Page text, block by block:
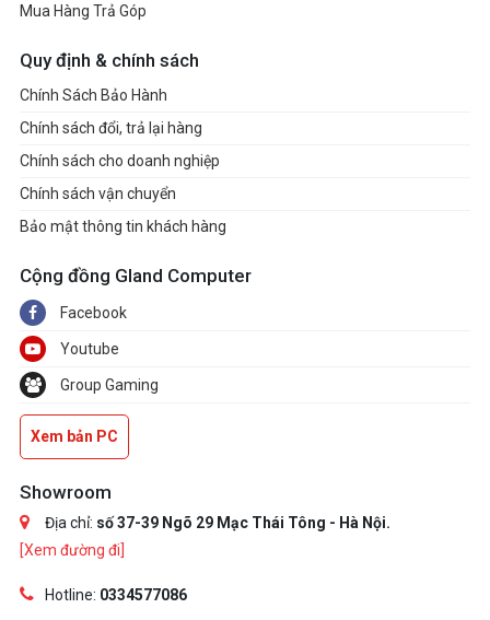
Mua Hàng Trả Góp
Quy định & chính sách
Chính Sách Bảo Hành
Chính sách đổi, trả lại hàng
Chính sách cho doanh nghiệp
Chính sách vận chuyển
Bảo mật thông tin khách hàng
Cộng đồng Gland Computer
Facebook
Youtube
Group Gaming
Xem bản PC
Showroom
Địa chỉ: số 37-39 Ngõ 29 Mạc Thái Tông - Hà Nội.
[Xem đường đi]
Hotline: 0334577086